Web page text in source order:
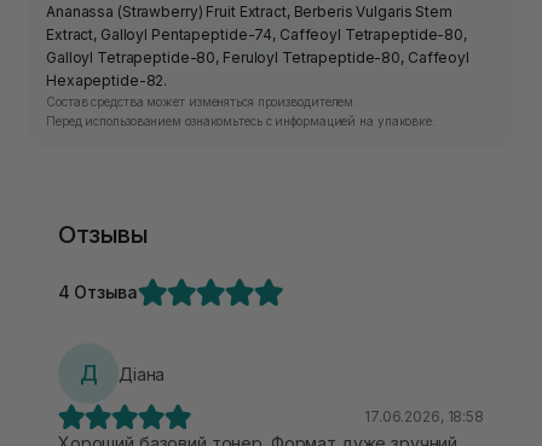
Ananassa (Strawberry) Fruit Extract, Berberis Vulgaris Stem
Extract, Galloyl Pentapeptide-74, Caffeoyl Tetrapeptide-80,
Galloyl Tetrapeptide-80, Feruloyl Tetrapeptide-80, Caffeoyl
Hexapeptide-82.
Состав средства может изменяться производителем.
Перед использованием ознакомьтесь с информацией на упаковке.
Отзывы
4 Отзыва
Д Діана
17.06.2026, 18:58